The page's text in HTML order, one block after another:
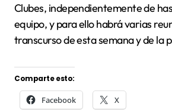
Clubes, independientemente de
equipo, y para ello habrá varias
transcurso de esta semana y de la
Comparte esto:
Facebook X